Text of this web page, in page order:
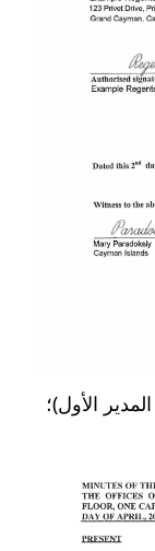
الأول)؛